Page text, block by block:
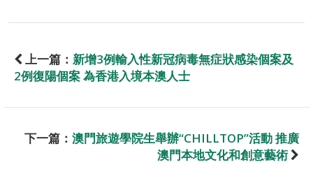
上一篇： 新增3例輸入性新冠病毒無症狀感染個案及
2例復陽個案 為香港入境本澳人士
下一篇： 澳門旅遊學院生舉辦“CHILLTOP”活動 推廣
澳門本地文化和創意藝術